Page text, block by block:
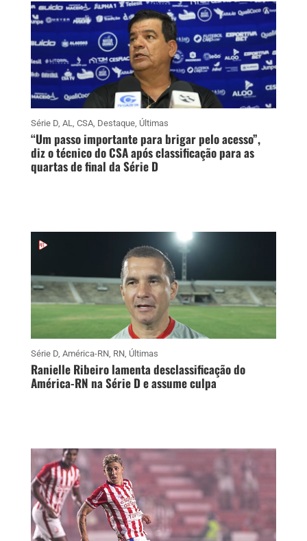
Série D, AL, CSA, Destaque, Últimas
“Um passo importante para brigar pelo acesso”,
diz o técnico do CSA após classificação para as
quartas de final da Série D
Série D, América-RN, RN, Últimas
Ranielle Ribeiro lamenta desclassificação do
América-RN na Série D e assume culpa